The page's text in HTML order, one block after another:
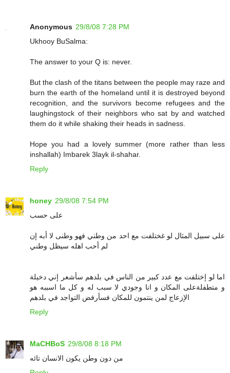
Anonymous 29/8/08 7:28 PM
Ukhooy BuSalma:
The answer to your Q is: never.
But the clash of the titans between the people may raze and
burn the earth of the homeland until it is destroyed beyond
recognition, and the survivors become refugees and the
laughingstock of their neighbors who sat by and watched
them do it while shaking their heads in sadness.
Hope you had a lovely summer (more rather than less
inshallah) Imbarek 3layk il-shahar.
Reply
honey 29/8/08 7:54 PM
على حسب
على سبيل المثال لو غختلفت مع احد من وطني فهو وطنى لا أبه إن
لم أحب اهله سيظل وطني
اما لو إختلفت مع عدد كبير من الناس في بلدهم سأشعر إني دخيلة
و متطفلةعلى المكان و انا وجودي لا سبب له و كل ما اسببه هو
الإزعاج لمن ينتمون للمكان فسأرفض التواجد في بلدهم
Reply
MaCHBoS 29/8/08 8:18 PM
من دون وطن يكون الانسان تائه